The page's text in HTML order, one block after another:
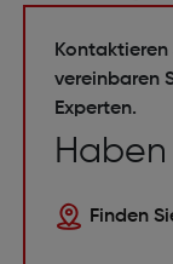
Kontaktieren
vereinbaren
Experten.
Haben
Finden